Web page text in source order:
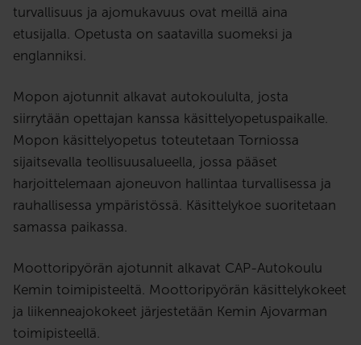
turvallisuus ja ajomukavuus ovat meillä aina
etusijalla. Opetusta on saatavilla suomeksi ja
englanniksi.
Mopon ajotunnit alkavat autokoululta, josta
siirrytään opettajan kanssa käsittelyopetuspaikalle.
Mopon käsittelyopetus toteutetaan Torniossa
sijaitsevalla teollisuusalueella, jossa pääset
harjoittelemaan ajoneuvon hallintaa turvallisessa ja
rauhallisessa ympäristössä. Käsittelykoe suoritetaan
samassa paikassa.
Moottoripyörän ajotunnit alkavat CAP-Autokoulu
Kemin toimipisteeltä. Moottoripyörän käsittelykokeet
ja liikenneajokokeet järjestetään Kemin Ajovarman
toimipisteellä.